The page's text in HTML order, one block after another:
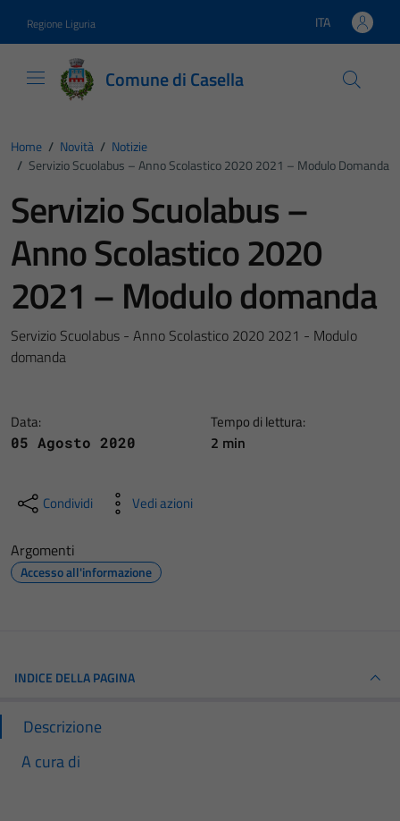
Regione Liguria Lingua attiva:
ITA
Comune di Casella
Home / Novità / Notizie
/ Servizio Scuolabus – Anno Scolastico 2020 2021 – Modulo Domanda
Servizio Scuolabus –
Anno Scolastico 2020
2021 – Modulo domanda
Servizio Scuolabus - Anno Scolastico 2020 2021 - Modulo
domanda
Data:
05 Agosto 2020
Tempo di lettura:
2 min
Condividi Vedi azioni
Argomenti
Accesso all'informazione
INDICE DELLA PAGINA
Descrizione
A cura di